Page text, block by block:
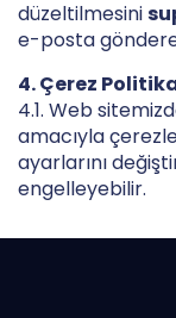
düzeltilmesini
e-posta
4. Çerez
4.1. Web
amacıyla
ayarlarını
engelleyebilir.